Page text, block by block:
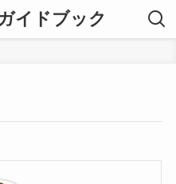
イドブック